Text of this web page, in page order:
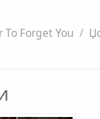
Forget You /